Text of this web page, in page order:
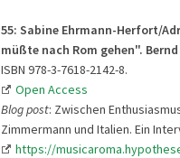
55: Sabine Ehrmann-Herfort/
müßte nach Rom gehen".
ISBN 978-3-7618-2142-8.
Open Access
Blog post: Zwischen
Zimmermann und Italien. Ein
https://